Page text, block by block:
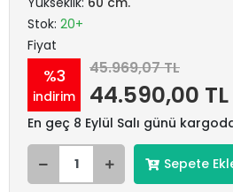
Stok: 20+
Fiyat
%3
indirim
45.969,07 TL
44.590,00 TL
En geç 8 Eylül Salı günü
Sepete